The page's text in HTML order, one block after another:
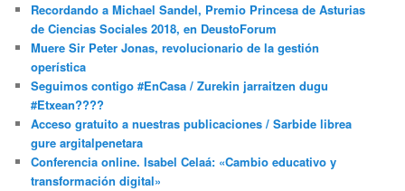
Recordando a Michael Sandel, Premio Princesa de Asturias
de Ciencias Sociales 2018, en DeustoForum
Muere Sir Peter Jonas, revolucionario de la gestión
operística
Seguimos contigo #EnCasa / Zurekin jarraitzen dugu
#Etxean????
Acceso gratuito a nuestras publicaciones / Sarbide librea
gure argitalpenetara
Conferencia online. Isabel Celaá: «Cambio educativo y
transformación digital»